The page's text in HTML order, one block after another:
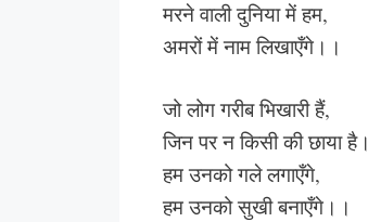
मरने वाली दुनिया में हम,
अमरों में नाम लिखाएँगे।।
जो लोग गरीब भिखारी हैं,
जिन पर न किसी की छाया है।
हम उनको गले लगाएँगे,
हम उनको सुखी बनाएँगे।।